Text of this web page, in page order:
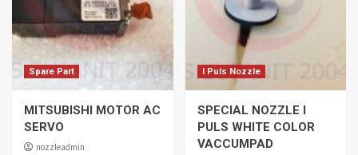
Spare Part
MITSUBISHI MOTOR AC
SERVO
nozzleadmin
I Puls Nozzle
SPECIAL NOZZLE I
PULS WHITE COLOR
VACCUMPAD